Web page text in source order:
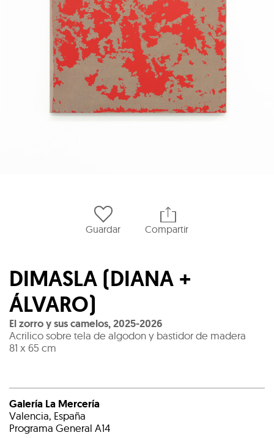
Guardar Compartir
DIMASLA (DIANA +
ÁLVARO)
El zorro y sus camelos,2025-2026
Acrilico sobre tela de algodon y bastidor de madera
81 x 65 cm
Galería La Mercería
Valencia, España
Programa General A14